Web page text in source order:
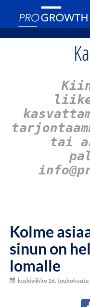
tai
Kolme
sinun on
lomalle
keskiviikko 16. toukokuuta